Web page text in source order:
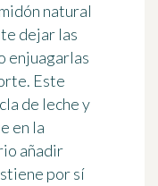
natural
dejar las
enjuagarlas
Este
de leche y
en la
añadir
por sí